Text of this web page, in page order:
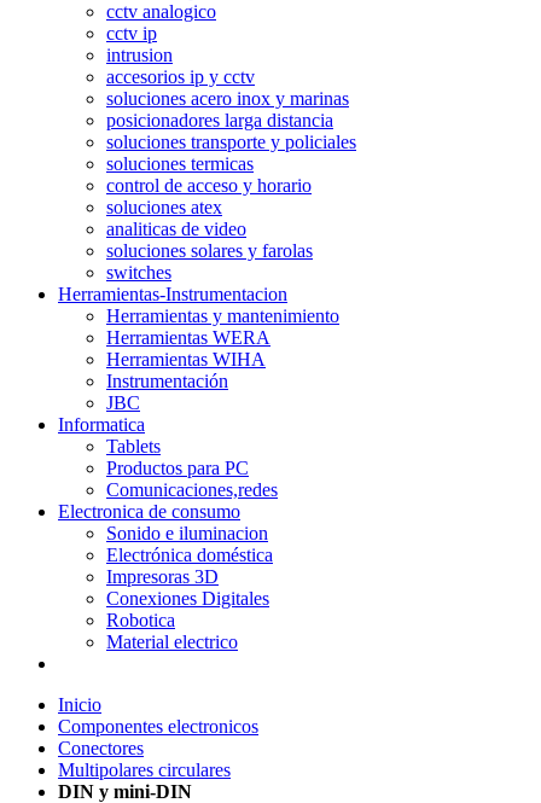
cctv analogico
cctv ip
intrusion
accesorios ip y cctv
soluciones acero inox y marinas
posicionadores larga distancia
soluciones transporte y policiales
soluciones termicas
control de acceso y horario
soluciones atex
analiticas de video
soluciones solares y farolas
switches
Herramientas-Instrumentacion
Herramientas y mantenimiento
Herramientas WERA
Herramientas WIHA
Instrumentación
JBC
Informatica
Tablets
Productos para PC
Comunicaciones,redes
Electronica de consumo
Sonido e iluminacion
Electrónica doméstica
Impresoras 3D
Conexiones Digitales
Robotica
Material electrico
Inicio
Componentes electronicos
Conectores
Multipolares circulares
DIN y mini-DIN